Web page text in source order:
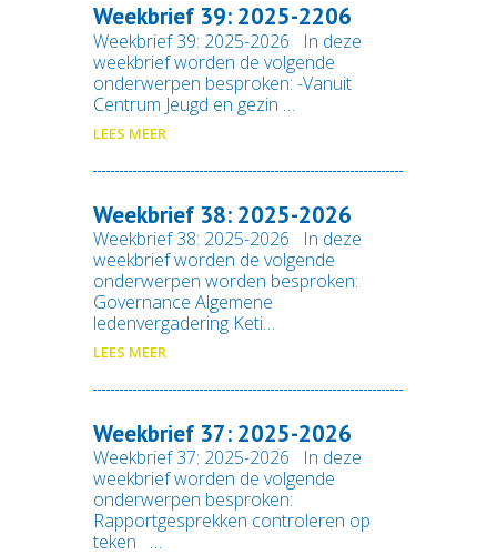
Weekbrief 39: 2025-2206
Weekbrief 39: 2025-2026 In deze
weekbrief worden de volgende
onderwerpen besproken: -Vanuit
Centrum Jeugd en gezin …
LEES MEER
Weekbrief 38: 2025-2026
Weekbrief 38: 2025-2026 In deze
weekbrief worden de volgende
onderwerpen worden besproken:
Governance Algemene
ledenvergadering Keti…
LEES MEER
Weekbrief 37: 2025-2026
Weekbrief 37: 2025-2026 In deze
weekbrief worden de volgende
onderwerpen besproken:
Rapportgesprekken controleren op
teken …